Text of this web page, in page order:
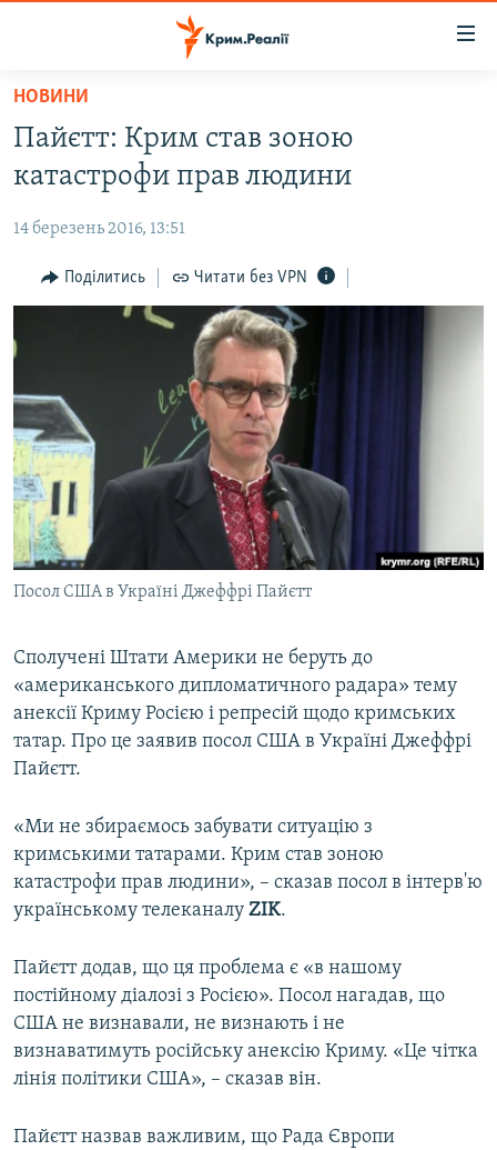
Перейти
основного
матеріалу
до
навігації
Перейти
до
пошуку
ВІДЕО ТА ФОТО
ПОЛІТИКА
БЛОГИ
ВСЕ ЗА ДЕНЬ
СПЕЦПРОЕКТИ
ДЕПОРТАЦІЯ
ВІДЕОУРОКИ «ELIFBE»
СВІДЧЕННЯ ОКУПАЦІЇ
УКРАЇНСЬКА ПРОБЛЕМА КРИМУ
ЯК ОБІЙТИ БЛОКУВАННЯ
Русский
Qırımtatar
Усі сайти RFE/RL
НОВИНИ
Пайєтт: Крим став зоною
катастрофи прав людини
14 березень 2016, 13:51
Поділитись Читати без VPN
Посол США в Україні Джеффрі Пайєтт
Сполучені Штати Америки не беруть до
«американського дипломатичного радара» тему
анексії Криму Росією і репресій щодо кримських
татар. Про це заявив посол США в Україні Джеффрі
Пайєтт.
«Ми не збираємось забувати ситуацію з
кримськими татарами. Крим став зоною
катастрофи прав людини», – сказав посол в інтерв'ю
українському телеканалу ZIK.
Пайєтт додав, що ця проблема є «в нашому
постійному діалозі з Росією». Посол нагадав, що
США не визнавали, не визнають і не
визнаватимуть російську анексію Криму. «Це чітка
лінія політики США», – сказав він.
Пайєтт назвав важливим, що Рада Європи